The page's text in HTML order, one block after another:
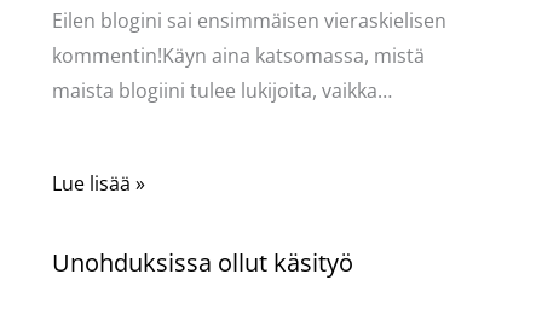
Eilen blogini sai ensimmäisen vieraskielisen
kommentin!Käyn aina katsomassa, mistä
maista blogiini tulee lukijoita, vaikka…
Lue lisää »
Unohduksissa ollut käsityö